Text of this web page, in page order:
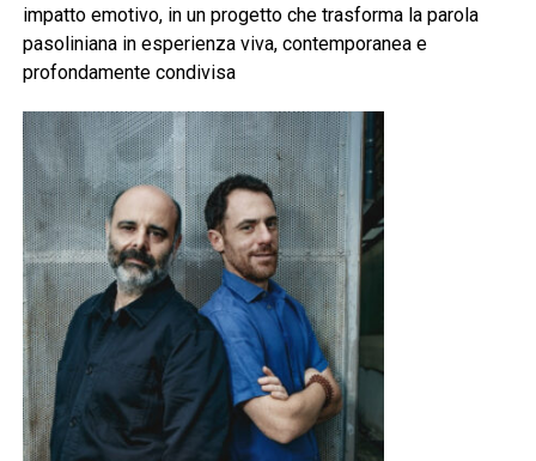
impatto emotivo, in un progetto che trasforma la parola
pasoliniana in esperienza viva, contemporanea e
profondamente condivisa